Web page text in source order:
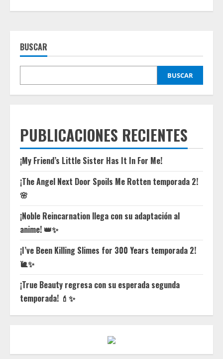
BUSCAR
BUSCAR
PUBLICACIONES RECIENTES
¡My Friend’s Little Sister Has It In For Me!
¡The Angel Next Door Spoils Me Rotten temporada 2!
🌸
¡Noble Reincarnation llega con su adaptación al
anime! 👑✨
¡I’ve Been Killing Slimes for 300 Years temporada 2!
🐌✨
¡True Beauty regresa con su esperada segunda
temporada! 💄✨